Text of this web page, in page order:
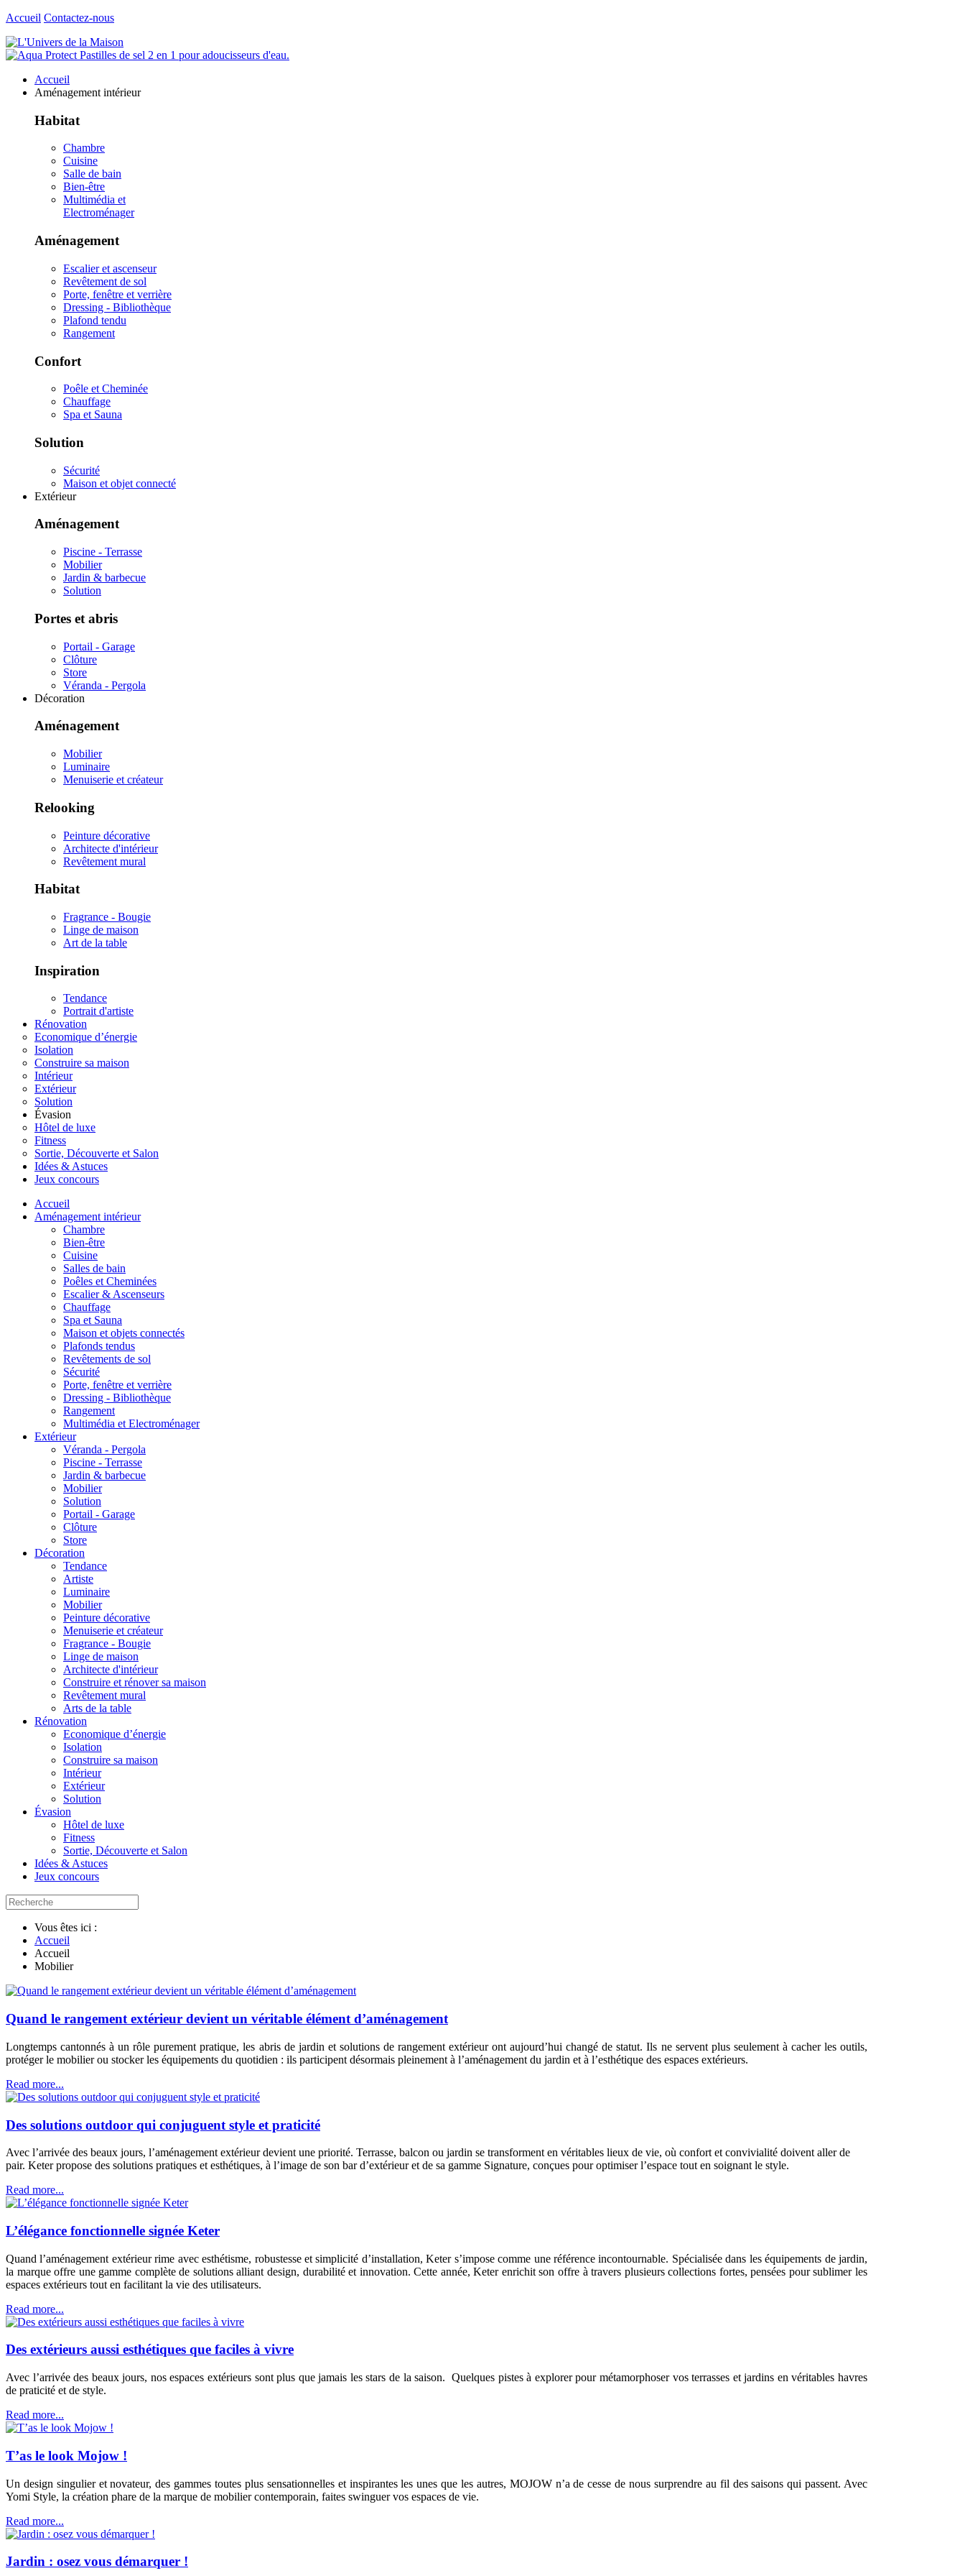
Accueil Contactez-nous
Accueil
Aménagement intérieur
Habitat
Chambre
Cuisine
Salle de bain
Bien-être
Multimédia et
Electroménager
Aménagement
Escalier et ascenseur
Revêtement de sol
Porte, fenêtre et verrière
Dressing - Bibliothèque
Plafond tendu
Rangement
Confort
Poêle et Cheminée
Chauffage
Spa et Sauna
Solution
Sécurité
Maison et objet connecté
Extérieur
Aménagement
Piscine - Terrasse
Mobilier
Jardin & barbecue
Solution
Portes et abris
Portail - Garage
Clôture
Store
Véranda - Pergola
Décoration
Aménagement
Mobilier
Luminaire
Menuiserie et créateur
Relooking
Peinture décorative
Architecte d'intérieur
Revêtement mural
Habitat
Fragrance - Bougie
Linge de maison
Art de la table
Inspiration
Tendance
Portrait d'artiste
Rénovation
Economique d’énergie
Isolation
Construire sa maison
Intérieur
Extérieur
Solution
Évasion
Hôtel de luxe
Fitness
Sortie, Découverte et Salon
Idées & Astuces
Jeux concours
Accueil
Aménagement intérieur
Chambre
Bien-être
Cuisine
Salles de bain
Poêles et Cheminées
Escalier & Ascenseurs
Chauffage
Spa et Sauna
Maison et objets connectés
Plafonds tendus
Revêtements de sol
Sécurité
Porte, fenêtre et verrière
Dressing - Bibliothèque
Rangement
Multimédia et Electroménager
Extérieur
Véranda - Pergola
Piscine - Terrasse
Jardin & barbecue
Mobilier
Solution
Portail - Garage
Clôture
Store
Décoration
Tendance
Artiste
Luminaire
Mobilier
Peinture décorative
Menuiserie et créateur
Fragrance - Bougie
Linge de maison
Architecte d'intérieur
Construire et rénover sa maison
Revêtement mural
Arts de la table
Rénovation
Economique d’énergie
Isolation
Construire sa maison
Intérieur
Extérieur
Solution
Évasion
Hôtel de luxe
Fitness
Sortie, Découverte et Salon
Idées & Astuces
Jeux concours
Vous êtes ici :
Accueil
Accueil
Mobilier
Quand le rangement extérieur devient un véritable élément d’aménagement
Longtemps cantonnés à un rôle purement pratique, les abris de jardin et solutions de rangement extérieur ont aujourd’hui changé de statut. Ils ne servent plus seulement à cacher les outils,
protéger le mobilier ou stocker les équipements du quotidien : ils participent désormais pleinement à l’aménagement du jardin et à l’esthétique des espaces extérieurs.
Read more...
Des solutions outdoor qui conjuguent style et praticité
Avec l’arrivée des beaux jours, l’aménagement extérieur devient une priorité. Terrasse, balcon ou jardin se transforment en véritables lieux de vie, où confort et convivialité doivent aller de
pair. Keter propose des solutions pratiques et esthétiques, à l’image de son bar d’extérieur et de sa gamme Signature, conçues pour optimiser l’espace tout en soignant le style.
Read more...
L’élégance fonctionnelle signée Keter
Quand l’aménagement extérieur rime avec esthétisme, robustesse et simplicité d’installation, Keter s’impose comme une référence incontournable. Spécialisée dans les équipements de jardin,
la marque offre une gamme complète de solutions alliant design, durabilité et innovation. Cette année, Keter enrichit son offre à travers plusieurs collections fortes, pensées pour sublimer les
espaces extérieurs tout en facilitant la vie des utilisateurs.
Read more...
Des extérieurs aussi esthétiques que faciles à vivre
Avec l’arrivée des beaux jours, nos espaces extérieurs sont plus que jamais les stars de la saison. Quelques pistes à explorer pour métamorphoser vos terrasses et jardins en véritables havres
de praticité et de style.
Read more...
T’as le look Mojow !
Un design singulier et novateur, des gammes toutes plus sensationnelles et inspirantes les unes que les autres, MOJOW n’a de cesse de nous surprendre au fil des saisons qui passent. Avec
Yomi Style, la création phare de la marque de mobilier contemporain, faites swinguer vos espaces de vie.
Read more...
Jardin : osez vous démarquer !